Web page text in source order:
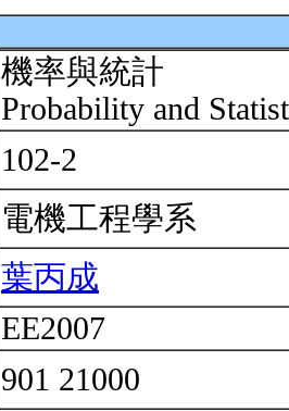
機率與統計
Probability and
102-2
電機工程學系
葉丙成
EE2007
901 21000